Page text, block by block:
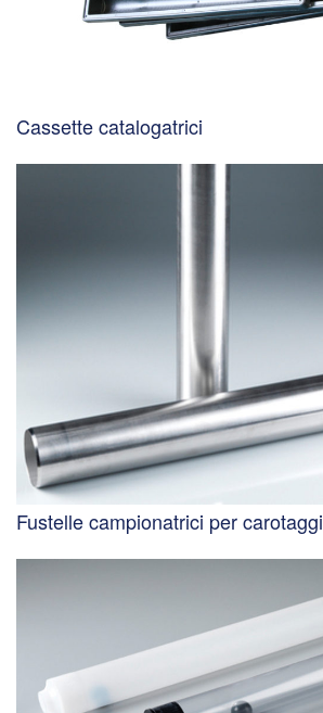
Cassette catalogatrici
Fustelle campionatrici per carotaggi